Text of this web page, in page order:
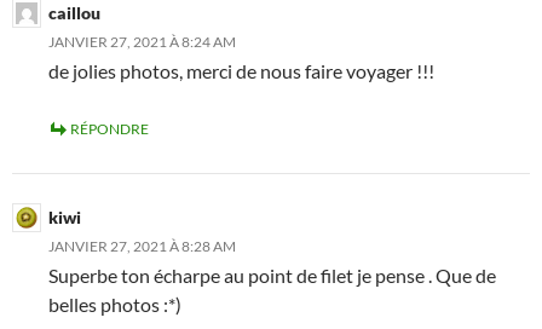
caillou
JANVIER 27, 2021 À 8:24 AM
de jolies photos, merci de nous faire voyager !!!
RÉPONDRE
kiwi
JANVIER 27, 2021 À 8:28 AM
Superbe ton écharpe au point de filet je pense . Que de
belles photos :*)